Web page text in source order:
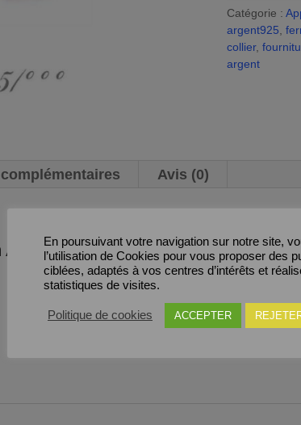
pour
collier
ou
bracelet
Catégorie :
argent925
collier,
argent
Avis (0)
925/°°°
En poursuivant votre navigation sur notre site,
l’utilisation de Cookies pour vous proposer des
ciblées, adaptés à vos centres d’intérêts et
statistiques de visites.
Politique de cookies ACCEPTER